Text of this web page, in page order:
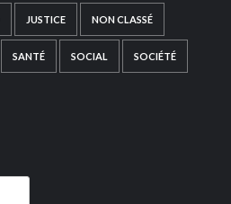
JUSTICE NON CLASSÉ
SANTÉ SOCIAL SOCIÉTÉ